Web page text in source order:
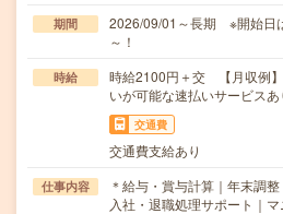
期間
2026/09/01～長期 ※開始日
～！
時給
時給2100円＋交 【月収例
いが可能な速払いサービスあ
交通費
交通費支給あり
仕事内容
＊給与・賞与計算｜年末調
入社・退職処理サポート｜